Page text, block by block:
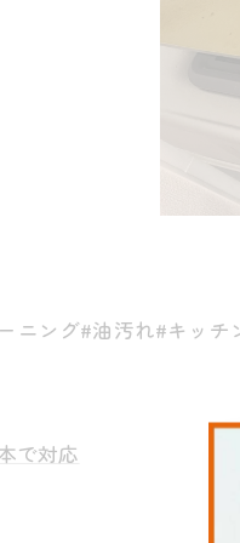
ニング#油汚れ#キッチ
で対応